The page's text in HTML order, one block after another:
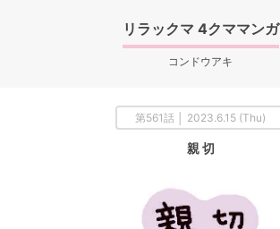
リラックマ 4クママンガ
コンドウアキ
第561話 │ 2023.6.15 (Thu)
親 切